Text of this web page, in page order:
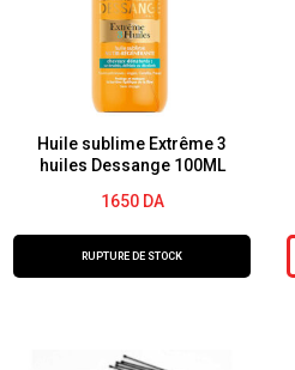
Huile sublime Extrême 3
huiles Dessange 100ML
1650 DA
RUPTURE DE STOCK